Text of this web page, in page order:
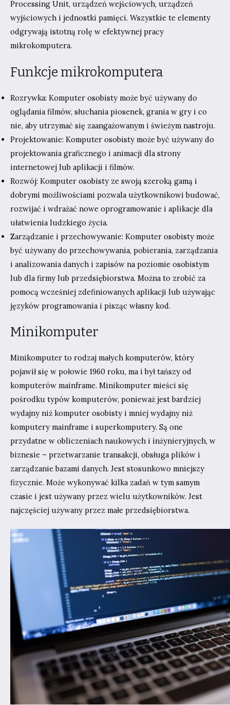
Processing Unit, urządzeń wejściowych, urządzeń
wyjściowych i jednostki pamięci. Wszystkie te elementy
odgrywają istotną rolę w efektywnej pracy
mikrokomputera.
Funkcje mikrokomputera
Rozrywka: Komputer osobisty może być używany do
oglądania filmów, słuchania piosenek, grania w gry i co
nie, aby utrzymać się zaangażowanym i świeżym nastroju.
Projektowanie: Komputer osobisty może być używany do
projektowania graficznego i animacji dla strony
internetowej lub aplikacji i filmów.
Rozwój: Komputer osobisty ze swoją szeroką gamą i
dobrymi możliwościami pozwala użytkownikowi budować,
rozwijać i wdrażać nowe oprogramowanie i aplikacje dla
ułatwienia ludzkiego życia.
Zarządzanie i przechowywanie: Komputer osobisty może
być używany do przechowywania, pobierania, zarządzania
i analizowania danych i zapisów na poziomie osobistym
lub dla firmy lub przedsiębiorstwa. Można to zrobić za
pomocą wcześniej zdefiniowanych aplikacji lub używając
języków programowania i pisząc własny kod.
Minikomputer
Minikomputer to rodzaj małych komputerów, który
pojawił się w połowie 1960 roku, ma i był tańszy od
komputerów mainframe. Minikomputer mieści się
pośrodku typów komputerów, ponieważ jest bardziej
wydajny niż komputer osobisty i mniej wydajny niż
komputery mainframe i superkomputery. Są one
przydatne w obliczeniach naukowych i inżynieryjnych, w
biznesie – przetwarzanie transakcji, obsługa plików i
zarządzanie bazami danych. Jest stosunkowo mniejszy
fizycznie. Może wykonywać kilka zadań w tym samym
czasie i jest używany przez wielu użytkowników. Jest
najczęściej używany przez małe przedsiębiorstwa.